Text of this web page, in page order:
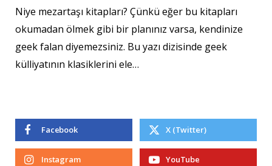
Niye mezartaşı kitapları? Çünkü eğer bu kitapları
okumadan ölmek gibi bir planınız varsa, kendinize
geek falan diyemezsiniz. Bu yazı dizisinde geek
külliyatının klasiklerini ele…
Facebook X (Twitter)
Instagram YouTube